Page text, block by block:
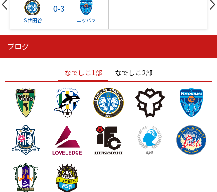
Ｓ世田谷
0-3
ニッパツ
ニッパツ
ニッパツ 名古屋
石人の星
静岡 愛媛Ｌ
ブログ
なでしこ1部 なでしこ2部